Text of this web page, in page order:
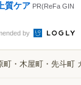
質ケア PR(ReFa GIN
by
町・木屋町・先斗町